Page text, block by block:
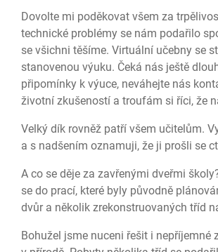
Dovolte mi poděkovat všem za
technické problémy se nám podařilo
se všichni těšíme. Virtuální učebny se
stanovenou výuku. Čeká nás ještě
připomínky k výuce, neváhejte nás
životní zkušeností a troufám si říci, že
Velký dík rovněž patří všem učitelům.
a s nadšením oznamuji, že ji prošli se
A co se děje za zavřenými dveřmi
se do prací, které byly původně
dvůr a několik zrekonstruovaných tříd
Bohužel jsme nuceni řešit i nepříjemné